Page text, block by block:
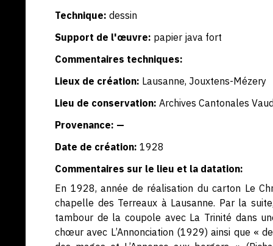
Technique: dessin
Support de l'œuvre: papier java fort
Commentaires techniques:
Lieux de création: Lausanne, Jouxtens-Mézery
Lieu de conservation: Archives Cantonales
Provenance: —
Date de création: 1928
Commentaires sur le lieu et la datation:
En 1928, année de réalisation du carton Le
chapelle des Terreaux à Lausanne. Par la
tambour de la coupole avec La Trinité dans
chœur avec L’Annonciation (1929) ainsi que «